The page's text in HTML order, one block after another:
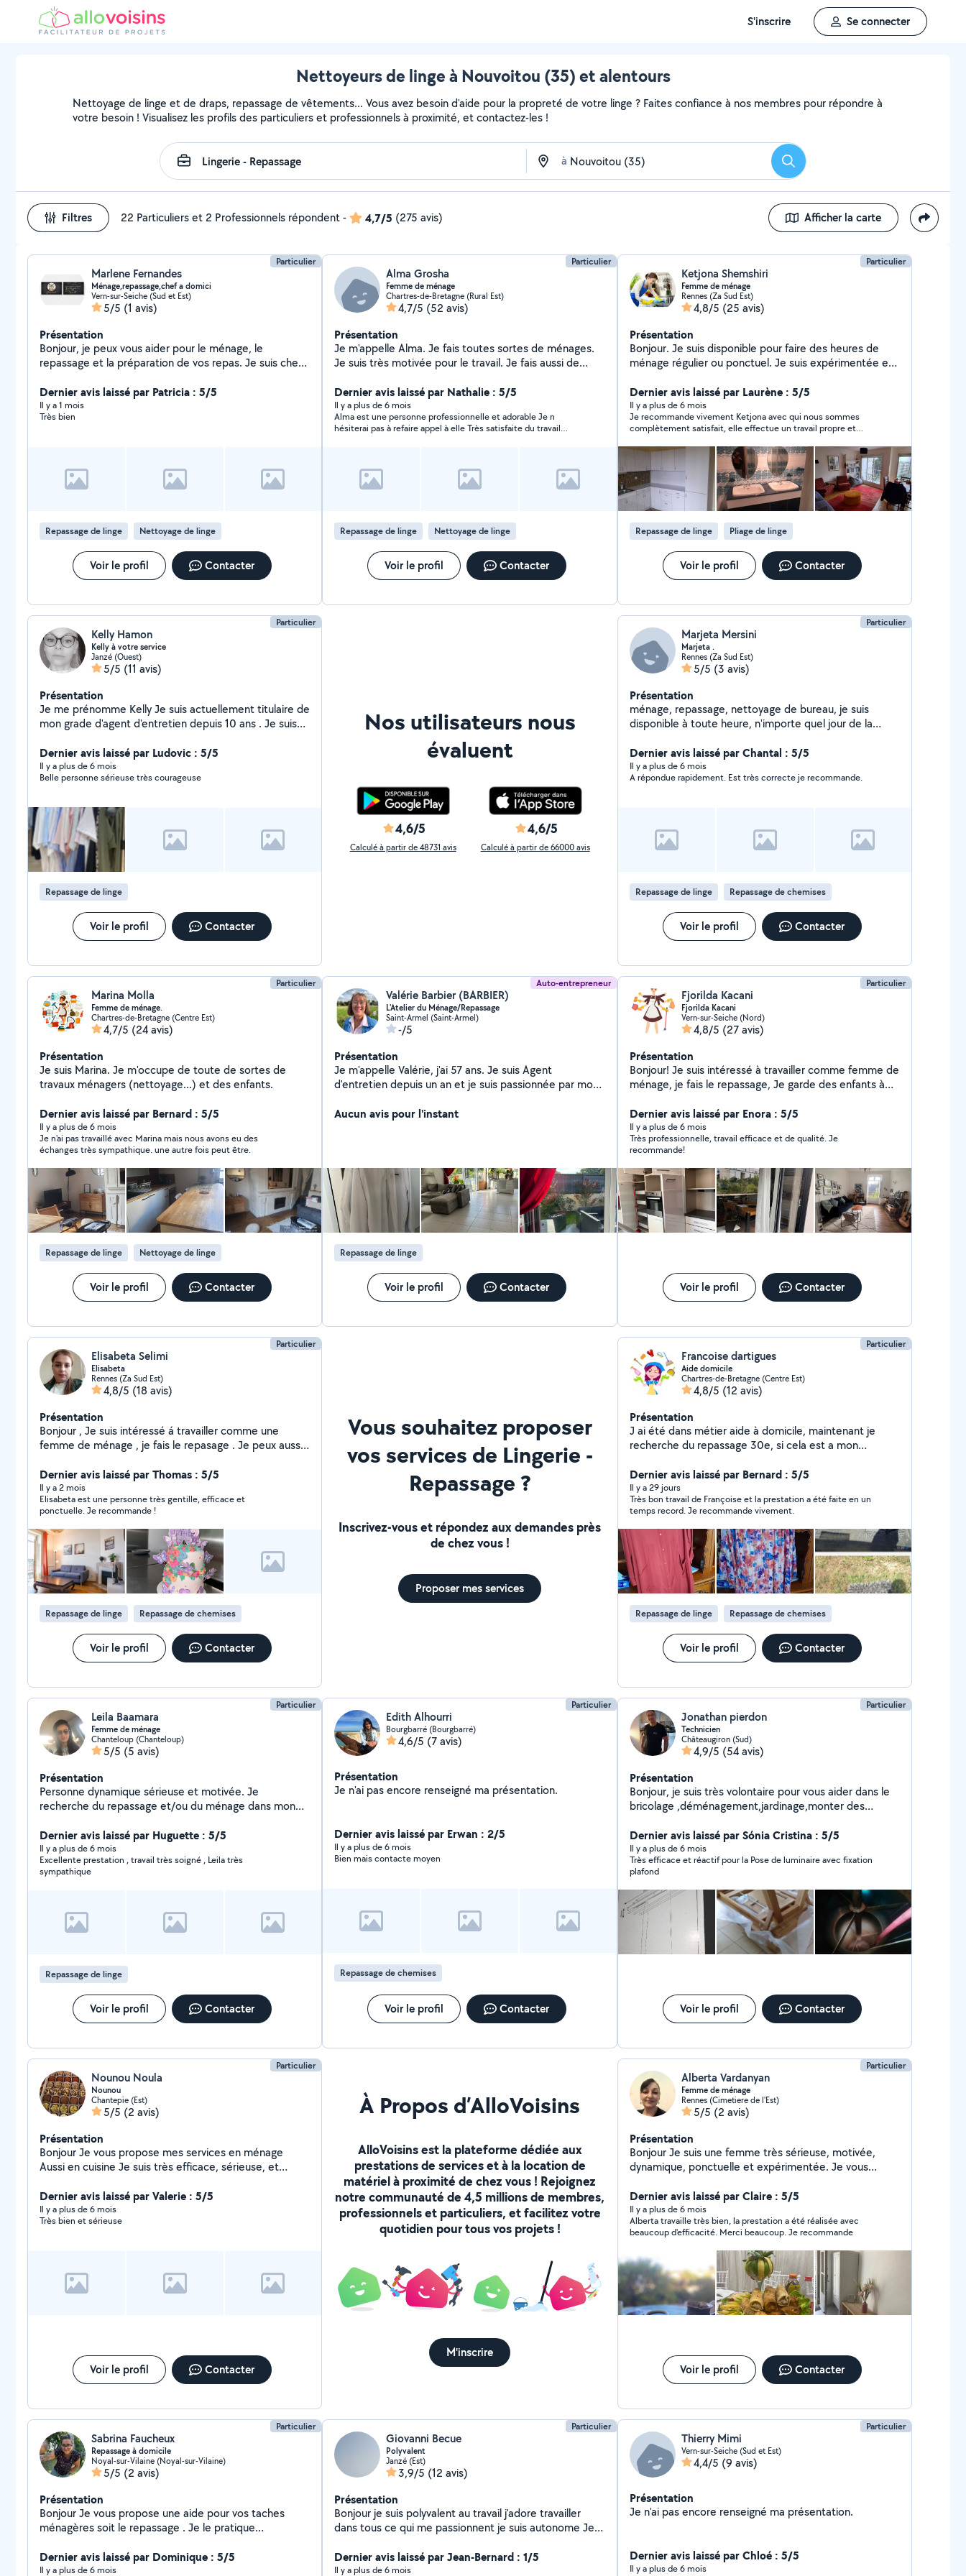
S'inscrire Se connecter
Nettoyeurs de linge à Nouvoitou (35) et alentours
Nettoyage de linge et de draps, repassage de vêtements... Vous avez besoin d'aide pour la propreté de votre linge ? Faites confiance à nos membres pour répondre à
votre besoin ! Visualisez les profils des particuliers et professionnels à proximité, et contactez-les !
à Rechercher
Filtres 22 Particuliers et 2 Professionnels répondent- 4,7/5 (275 avis) Afficher la carte
Particulier
Marlene Fernandes
Ménage,repassage,chef a domici
Vern-sur-Seiche (Sud et Est)
5/5 (1 avis)
Présentation
Bonjour, je peux vous aider pour le ménage, le
repassage et la préparation de vos repas. Je suis chef
Dernier avis laissé par Patricia : 5/5
Il y a 1 mois
Très bien
Repassage de linge Nettoyage de linge
Voir le profil Contacter
Particulier
Alma Grosha
Femme de ménage
Chartres-de-Bretagne (Rural Est)
4,7/5 (52 avis)
Présentation
Je m'appelle Alma. Je fais toutes sortes de ménages.
Je suis très motivée pour le travail. Je fais aussi de
Dernier avis laissé par Nathalie : 5/5
Il y a plus de 6 mois
Alma est une personne professionnelle et adorable Je n
hésiterai pas à refaire appel à elle Très satisfaite du travail
Repassage de linge Nettoyage de linge
Voir le profil Contacter
Particulier
Ketjona Shemshiri
Femme de ménage
Rennes (Za Sud Est)
4,8/5 (25 avis)
Présentation
Bonjour. Je suis disponible pour faire des heures de
ménage régulier ou ponctuel. Je suis expérimentée et
beaucoup.
Dernier avis laissé par Laurène : 5/5
Il y a plus de 6 mois
Je recommande vivement Ketjona avec qui nous sommes
complètement satisfait, elle effectue un travail propre et
Repassage de linge Pliage de linge
Voir le profil Contacter
Particulier
Kelly Hamon
Kelly à votre service
Janzé (Ouest)
5/5 (11 avis)
Présentation
Je me prénomme Kelly Je suis actuellement titulaire de
mon grade d'agent d'entretien depuis 10 ans . Je suis
ponctuelle. J'ai la satisfaction d'un rendu impeccable
de mes services.
Dernier avis laissé par Ludovic : 5/5
Il y a plus de 6 mois
Belle personne sérieuse très courageuse
Repassage de linge
Voir le profil Contacter
Nos utilisateurs nous
évaluent
4,6/5
Calculé à partir de 48731 avis
4,6/5
Calculé à partir de 66000 avis
Particulier
Marjeta Mersini
Marjeta .
Rennes (Za Sud Est)
5/5 (3 avis)
Présentation
ménage, repassage, nettoyage de bureau, je suis
disponible à toute heure, n'importe quel jour de la
Dernier avis laissé par Chantal : 5/5
Il y a plus de 6 mois
A répondue rapidement. Est très correcte je recommande.
Repassage de linge Repassage de chemises
Voir le profil Contacter
Particulier
Marina Molla
Femme de ménage.
Chartres-de-Bretagne (Centre Est)
4,7/5 (24 avis)
Présentation
Je suis Marina. Je m'occupe de toute de sortes de
travaux ménagers (nettoyage...) et des enfants.
Dernier avis laissé par Bernard : 5/5
Il y a plus de 6 mois
Je n'ai pas travaillé avec Marina mais nous avons eu des
échanges très sympathique. une autre fois peut être.
Repassage de linge Nettoyage de linge
Voir le profil Contacter
Auto-entrepreneur
Valérie Barbier (BARBIER)
L'Atelier du Ménage/Repassage
Saint-Armel (Saint-Armel)
-/5
Présentation
Je m'appelle Valérie, j'ai 57 ans. Je suis Agent
d'entretien depuis un an et je suis passionnée par mon
leur quotidien, et le ménage ainsi que le repassage font
un service de qualité. N'hésitez pas à faire appel à moi
pour vous aider dans votre quotidien. Au plaisir de vous
rendre service !
Aucun avis pour l'instant
Repassage de linge
Voir le profil Contacter
Particulier
Fjorilda Kacani
Fjorilda Kacani
Vern-sur-Seiche (Nord)
4,8/5 (27 avis)
Présentation
Bonjour! Je suis intéressé à travailler comme femme de
ménage, je fais le repassage, Je garde des enfants à
12ans. Je suis esthéticiens et je fais manucure et
pédicure. N'hésitez pas à me contacter. Merci
Dernier avis laissé par Enora : 5/5
Il y a plus de 6 mois
Très professionnelle, travail efficace et de qualité. Je
recommande!
Voir le profil Contacter
Particulier
Elisabeta Selimi
Elisabeta
Rennes (Za Sud Est)
4,8/5 (18 avis)
Présentation
Bonjour , Je suis intéressé á travailler comme une
femme de ménage , je fais le repasage . Je peux aussi
contacter, je suis disponible. Merci
Dernier avis laissé par Thomas : 5/5
Il y a 2 mois
Elisabeta est une personne très gentille, efficace et
ponctuelle. Je recommande !
Repassage de linge Repassage de chemises
Voir le profil Contacter
Vous souhaitez proposer
vos services de Lingerie -
Repassage ?
Inscrivez-vous et répondez aux demandes près
de chez vous !
Proposer mes services
Particulier
Francoise dartigues
Aide domicile
Chartres-de-Bretagne (Centre Est)
4,8/5 (12 avis)
Présentation
J ai été dans métier aide à domicile, maintenant je
recherche du repassage 30e, si cela est a mon
un peut ménage .mon tarif est tout compris 20 de l
heur,je fait ossi repassage à mon domicile par panier,rix
change vue ces mon Edf,je peut nettoyer les
banquette avec extrateur prix 50e à l heur ,car est
compris on produit ,et utilisation de
extrateur.demande moi tarif.vais donc sur secteur
clenay , rennes tout dépend où vous trouvez, vern sur
seiche , noyal châtillon, chantepie. Bruz, St jacque si on
a ou ce gare .Cesson. Je prend que à partir 2 heur de
prestations .
Dernier avis laissé par Bernard : 5/5
Il y a 29 jours
Très bon travail de Françoise et la prestation a été faite en un
temps record. Je recommande vivement.
Repassage de linge Repassage de chemises
Voir le profil Contacter
Particulier
Leila Baamara
Femme de ménage
Chanteloup (Chanteloup)
5/5 (5 avis)
Présentation
Personne dynamique sérieuse et motivée. Je
recherche du repassage et/ou du ménage dans mon
employeurs.
Dernier avis laissé par Huguette : 5/5
Il y a plus de 6 mois
Excellente prestation , travail très soigné , Leila très
sympathique
Repassage de linge
Voir le profil Contacter
Particulier
Edith Alhourri
Bourgbarré (Bourgbarré)
4,6/5 (7 avis)
Présentation
Je n'ai pas encore renseigné ma présentation.
Dernier avis laissé par Erwan : 2/5
Il y a plus de 6 mois
Bien mais contacte moyen
Repassage de chemises
Voir le profil Contacter
Particulier
Jonathan pierdon
Technicien
Châteaugiron (Sud)
4,9/5 (54 avis)
Présentation
Bonjour, je suis très volontaire pour vous aider dans le
bricolage ,déménagement,jardinage,monter des
Dernier avis laissé par Sónia Cristina : 5/5
Il y a plus de 6 mois
Très efficace et réactif pour la Pose de luminaire avec fixation
plafond
Voir le profil Contacter
Particulier
Nounou Noula
Nounou
Chantepie (Est)
5/5 (2 avis)
Présentation
Bonjour Je vous propose mes services en ménage
Aussi en cuisine Je suis très efficace, sérieuse, et
Dernier avis laissé par Valerie : 5/5
Il y a plus de 6 mois
Très bien et sérieuse
Voir le profil Contacter
À Propos d’AlloVoisins
AlloVoisins est la plateforme dédiée aux
prestations de services et à la location de
matériel à proximité de chez vous ! Rejoignez
notre communauté de 4,5 millions de membres,
professionnels et particuliers, et facilitez votre
quotidien pour tous vos projets !
M'inscrire
Particulier
Alberta Vardanyan
Femme de ménage
Rennes (Cimetiere de l'Est)
5/5 (2 avis)
Présentation
Bonjour Je suis une femme très sérieuse, motivée,
dynamique, ponctuelle et expérimentée. Je vous
d'enfant etc. N'hésitez pas à me contacter pour plus
d'informations Bien cordialement Alberta
Dernier avis laissé par Claire : 5/5
Il y a plus de 6 mois
Alberta travaille très bien, la prestation a été réalisée avec
beaucoup d'efficacité. Merci beaucoup. Je recommande
Voir le profil Contacter
Particulier
Sabrina Faucheux
Repassage à domicile
Noyal-sur-Vilaine (Noyal-sur-Vilaine)
5/5 (2 avis)
Présentation
Bonjour Je vous propose une aide pour vos taches
ménagères soit le repassage . Je le pratique
lendemain vous repassez les récupérer ... J ai bien
évidemment une centrale vapeur et une table à
Dernier avis laissé par Dominique : 5/5
Il y a plus de 6 mois
Particulier
Giovanni Becue
Polyvalent
Janzé (Est)
3,9/5 (12 avis)
Présentation
Bonjour je suis polyvalent au travail j'adore travailler
dans tous ce qui me passionnent je suis autonome Je
déplacements je recherche actuellement tout ce qui
est polyvalent
Dernier avis laissé par Jean-Bernard : 1/5
Il y a plus de 6 mois
Particulier
Thierry Mimi
Vern-sur-Seiche (Sud et Est)
4,4/5 (9 avis)
Présentation
Je n'ai pas encore renseigné ma présentation.
Dernier avis laissé par Chloé : 5/5
Il y a plus de 6 mois